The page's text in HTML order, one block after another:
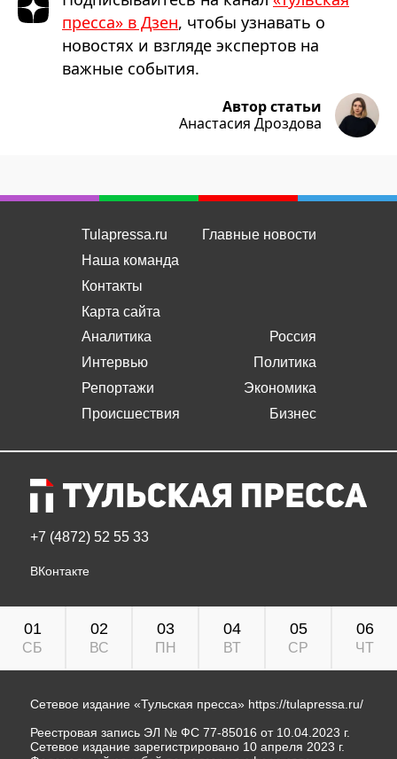
пресса» в Дзен, чтобы узнавать о
новостях и взгляде экспертов на
важные события.
Автор статьи
Анастасия Дроздова
Tulapressa.ru
Наша команда
Контакты
Карта сайта
Главные новости
Аналитика
Интервью
Репортажи
Происшествия
Россия
Политика
Экономика
Бизнес
+7 (4872) 52 55 33
ВКонтакте
01
СБ
02
ВС
03
ПН
04
ВТ
05
СР
06
ЧТ
Сетевое издание «Тульская пресса» https://tulapressa.ru/
Реестровая запись ЭЛ № ФС 77-85016 от 10.04.2023 г.
Сетевое издание зарегистрировано 10 апреля 2023 г.